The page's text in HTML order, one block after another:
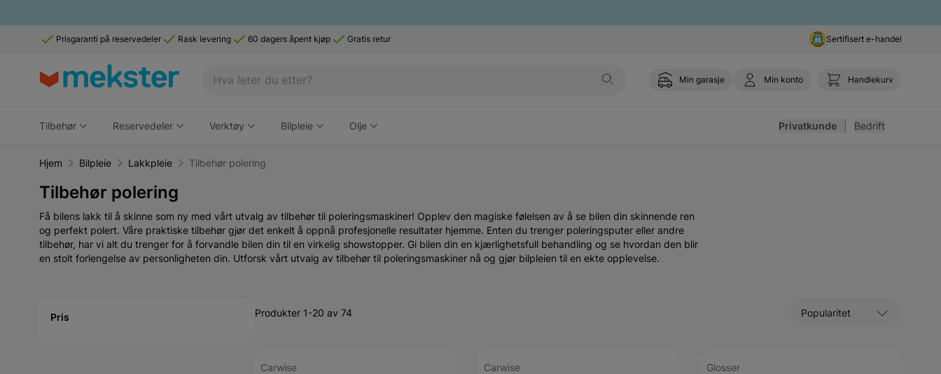
Prisgaranti på reservedeler Rask levering 60 dagers åpent kjøp Gratis retur Sertifisert e-handel
Min garasje Min konto Handlekurv
Tilbehør Reservedeler Verktøy Bilpleie Olje Privatkunde Bedrift
Hjem Bilpleie Lakkpleie Tilbehør polering
Tilbehør polering
Få bilens lakk til å skinne som ny med vårt utvalg av tilbehør til poleringsmaskiner! Opplev den magiske følelsen av å se bilen din skinnende ren
og perfekt polert. Våre praktiske tilbehør gjør det enkelt å oppnå profesjonelle resultater hjemme. Enten du trenger poleringsputer eller andre
tilbehør, har vi alt du trenger for å forvandle bilen din til en virkelig showstopper. Gi bilen din en kjærlighetsfull behandling og se hvordan den blir
en stolt forlengelse av personligheten din. Utforsk vårt utvalg av tilbehør til poleringsmaskiner nå og gjør bilpleien til en ekte opplevelse.
Pris
Sorter etter
Produkter 1-20 av 74
Carwise Carwise Glosser